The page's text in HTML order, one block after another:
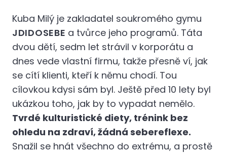
Kuba Milý je zakladatel soukromého gymu
JDIDOSEBE a tvůrce jeho programů. Táta
dvou dětí, sedm let strávil v korporátu a
dnes vede vlastní firmu, takže přesně ví, jak
se cítí klienti, kteří k němu chodí. Tou
cílovkou kdysi sám byl. Ještě před 10 lety byl
ukázkou toho, jak by to vypadat nemělo.
Tvrdé kulturistické diety, trénink bez
ohledu na zdraví, žádná sebereflexe.
Snažil se hnát všechno do extrému, a prostě